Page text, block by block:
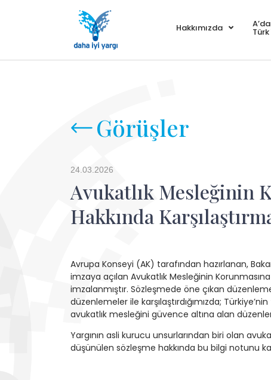
Hakkımızda
Görüşler
24.03.2026
Avukatlık Mesleğinin
Hakkında
Avrupa Konseyi (AK) tarafından hazırlanan,
imzaya açılan Avukatlık Mesleğinin
imzalanmıştır. Sözleşmede öne çıkan
düzenlemeler ile karşılaştırdığımızda;
avukatlık mesleğini güvence altına alan
Yargının asli kurucu unsurlarından biri olan
düşünülen sözleşme hakkında bu bilgi notunu